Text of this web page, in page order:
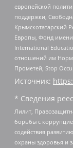
европейской
поддержки,
Крымскотатарский
Европы, Фонд имени
International
отношений им
Прометей, Stop
Источник:
* Сведения
Лилит,
борьбы с
содействия
охраны здоровья и